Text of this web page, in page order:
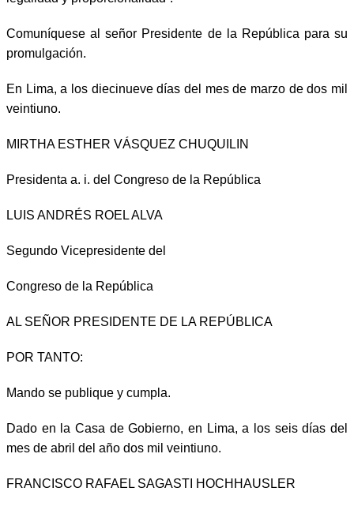
Comuníquese al señor Presidente de la República para su
promulgación.
En Lima, a los diecinueve días del mes de marzo de dos mil
veintiuno.
MIRTHA ESTHER VÁSQUEZ CHUQUILIN
Presidenta a. i. del Congreso de la República
LUIS ANDRÉS ROEL ALVA
Segundo Vicepresidente del
Congreso de la República
AL SEÑOR PRESIDENTE DE LA REPÚBLICA
POR TANTO:
Mando se publique y cumpla.
Dado en la Casa de Gobierno, en Lima, a los seis días del
mes de abril del año dos mil veintiuno.
FRANCISCO RAFAEL SAGASTI HOCHHAUSLER